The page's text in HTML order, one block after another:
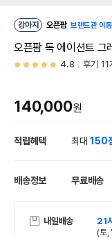
강아지 오픈팜 브랜드관 이동
오픈팜 독 에이션트
4.8 후기 11
140,000원
적립혜택 최대150
배송정보 무료배송
내일배송 21
(토,